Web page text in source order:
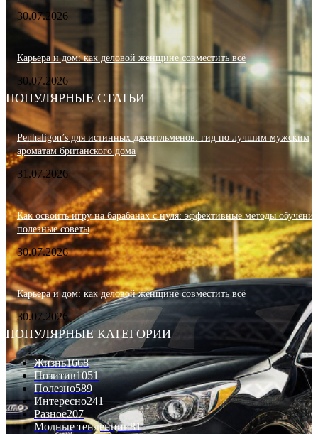
30.07.2026
Карьера и дом: как деловой женщине совместить всё
30.07.2026
ПОПУЛЯРНЫЕ СТАТЬИ
Penhaligon’s для истинных джентльменов: гид по лучшим мужским
ароматам британского дома
31.07.2026
Как освоить игру на барабанах с нуля: эффективные методы
полезные советы
30.07.2026
Карьера и дом: как деловой женщине совместить всё
30.07.2026
ПОПУЛЯРНЫЕ КАТЕГОРИИ
Жизнь1668
Позитив1051
Полезно589
Интересно241
Разное207
Модные тенденции81